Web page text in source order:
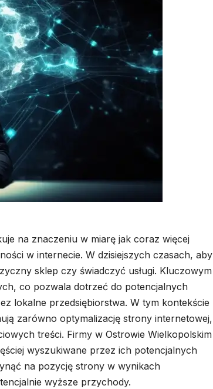
na znaczeniu w miarę jak coraz więcej
w internecie. W dzisiejszych czasach, aby
sklep czy świadczyć usługi. Kluczowym
co pozwala dotrzeć do potencjalnych
lokalne przedsiębiorstwa. W tym kontekście
zarówno optymalizację strony internetowej,
treści. Firmy w Ostrowie Wielkopolskim
wyszukiwane przez ich potencjalnych
na pozycję strony w wynikach
wyższe przychody.